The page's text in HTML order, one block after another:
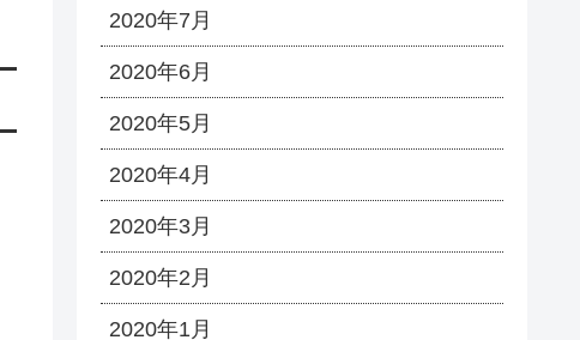
2020年7月
2020年6月
2020年5月
2020年4月
2020年3月
2020年2月
2020年1月